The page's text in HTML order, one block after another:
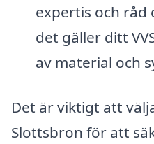
expertis och råd
det gäller ditt
av material och
Det är viktigt att
Slottsbron för att